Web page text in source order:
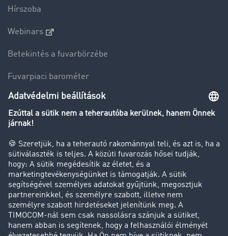
Hírszoba
Webinars
Betekintés a fuvarbörzébe
Fuvarpiaci barométer
Transzportlexikon
Tehergépkocsi-forgalomkorlátozás
Cég
Sikertörténetek
Ügyfél hoz ügyfelet
Jogi információk